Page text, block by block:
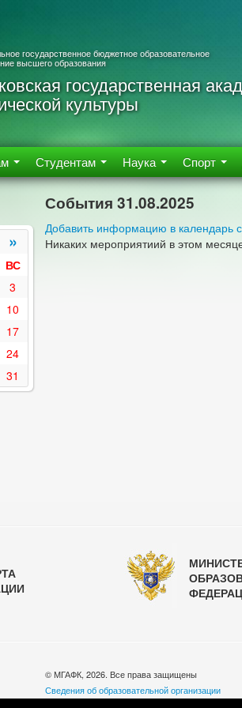
государственное бюджетное образовательное
высшего образования
государственная
культуры
Студентам Наука Спорт
»
ВС
3
10
17
24
31
События 31.08.2025
Добавить информацию в календарь
Никаких мероприятиий в этом
© МГАФК, 2026. Все права защищены
Сведения об образовательной организации